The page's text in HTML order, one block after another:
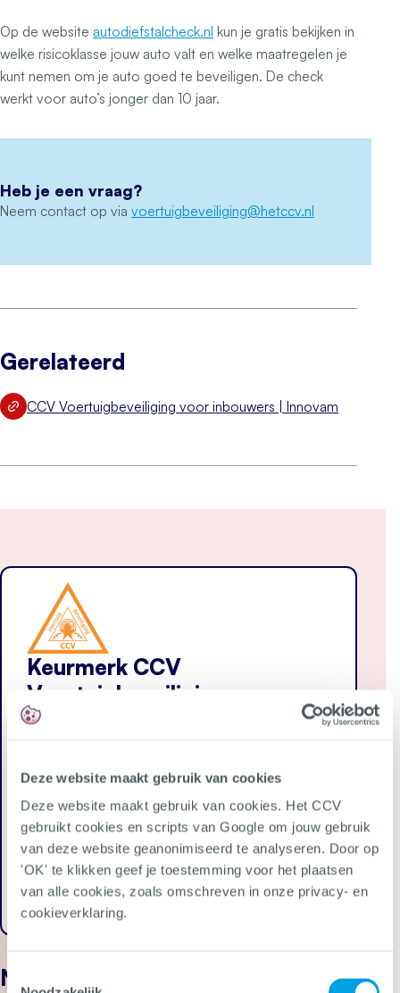
Deze website maakt gebruik van cookies
Deze website maakt gebruik van cookies. Het CCV
gebruikt cookies en scripts van Google om jouw gebruik
van deze website geanonimiseerd te analyseren. Door op
'OK' te klikken geef je toestemming voor het plaatsen
van alle cookies, zoals omschreven in onze privacy- en
cookieverklaring.
Toestemmingsselectie
Op de website autodiefstalcheck.nl kun je gratis bekijken in
welke risicoklasse jouw auto valt en welke maatregelen je
kunt nemen om je auto goed te beveiligen. De check
werkt voor auto’s jonger dan 10 jaar.
Heb je een vraag?
Neem contact op via voertuigbeveiliging@hetccv.nl
Gerelateerd
CCV Voertuigbeveiliging voor inbouwers | Innovam
Keurmerk CCV
Voertuigbeveiliging
Beveiliging keyless entry/start en relay attack
Werkmaterieel beveiligen
Certificatie-instelling
Informatie voor verzekeraars
Documenten Keurmerk CCV
Voertuigbeveiliging
Ga terug
Nieuws